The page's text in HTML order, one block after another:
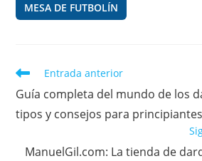
MESA DE FUTBOLÍN
Leer
más
artículos
Entrada anterior
Guía completa del mundo de los
tipos y consejos para principiantes
ManuelGil.com: La tienda de